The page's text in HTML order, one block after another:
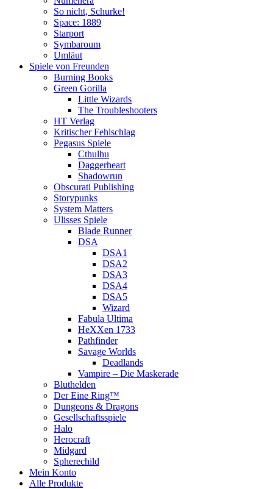
So nicht, Schurke!
Space: 1889
Starport
Symbaroum
Umläut
Spiele von Freunden
Burning Books
Green Gorilla
Little Wizards
The Troubleshooters
HT Verlag
Kritischer Fehlschlag
Pegasus Spiele
Cthulhu
Daggerheart
Shadowrun
Obscurati Publishing
Storypunks
System Matters
Ulisses Spiele
Blade Runner
DSA
DSA1
DSA2
DSA3
DSA4
DSA5
Wizard
Fabula Ultima
HeXXen 1733
Pathfinder
Savage Worlds
Deadlands
Vampire – Die Maskerade
Bluthelden
Der Eine Ring™
Dungeons & Dragons
Gesellschaftsspiele
Halo
Herocraft
Midgard
Spherechild
Mein Konto
Alle Produkte